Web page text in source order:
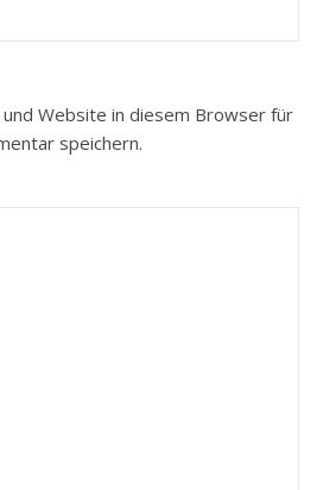
Website in diesem Browser für
speichern.